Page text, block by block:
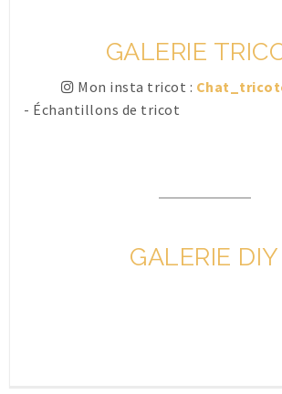
GALERIE
Mon insta tricot :
- Échantillons de tricot
GALERIE DIY